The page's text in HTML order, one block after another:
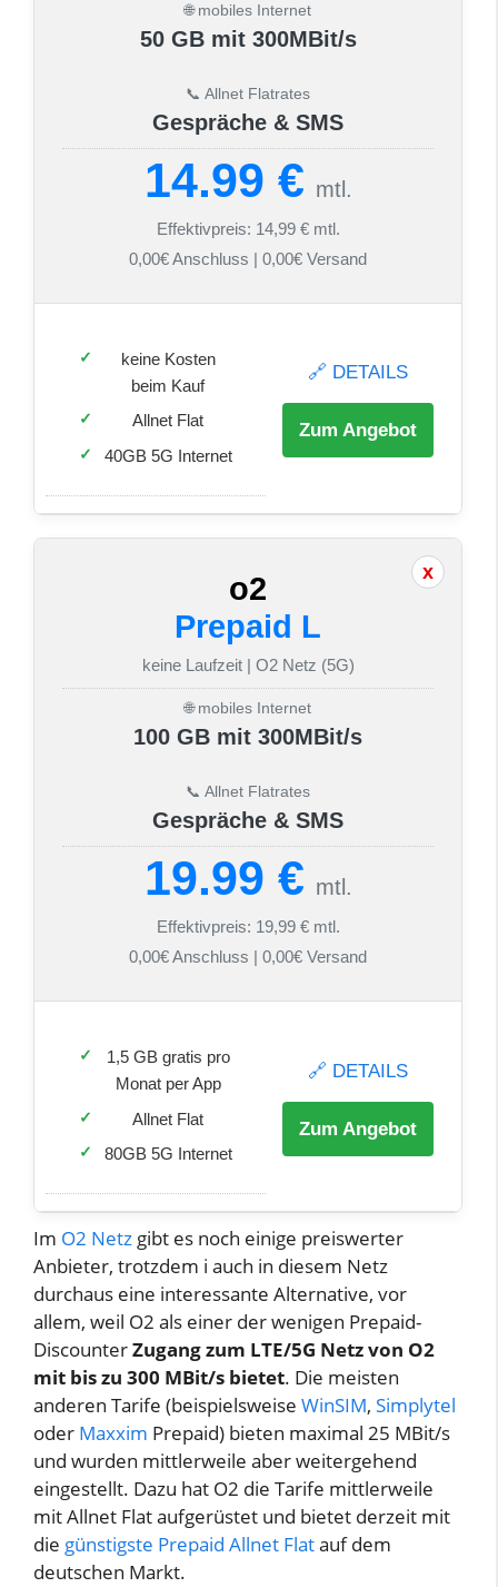
🌐 mobiles Internet
50 GB mit 300MBit/s
📞 Allnet Flatrates
Gespräche & SMS
14.99 € mtl.
Effektivpreis: 14,99 € mtl.
0,00€ Anschluss | 0,00€ Versand
keine Kosten
beim Kauf
Allnet Flat
40GB 5G Internet
🔗 DETAILS
Zum Angebot
o2
Prepaid L
keine Laufzeit | O2 Netz (5G)
🌐 mobiles Internet
100 GB mit 300MBit/s
📞 Allnet Flatrates
Gespräche & SMS
19.99 € mtl.
Effektivpreis: 19,99 € mtl.
0,00€ Anschluss | 0,00€ Versand
1,5 GB gratis pro
Monat per App
Allnet Flat
80GB 5G Internet
🔗 DETAILS
Zum Angebot
Im O2 Netz gibt es noch einige preiswerter
Anbieter, trotzdem i auch in diesem Netz
durchaus eine interessante Alternative, vor
allem, weil O2 als einer der wenigen Prepaid-
DiscounterZugang zum LTE/5G Netz von O2
mit bis zu 300 MBit/s bietet. Die meisten
anderen Tarife (beispielsweise WinSIM, Simplytel
oder Maxxim Prepaid) bieten maximal 25 MBit/s
und wurden mittlerweile aber weitergehend
eingestellt. Dazu hat O2 die Tarife mittlerweile
mit Allnet Flat aufgerüstet und bietet derzeit mit
die günstigste Prepaid Allnet Flatauf dem
deutschen Markt.